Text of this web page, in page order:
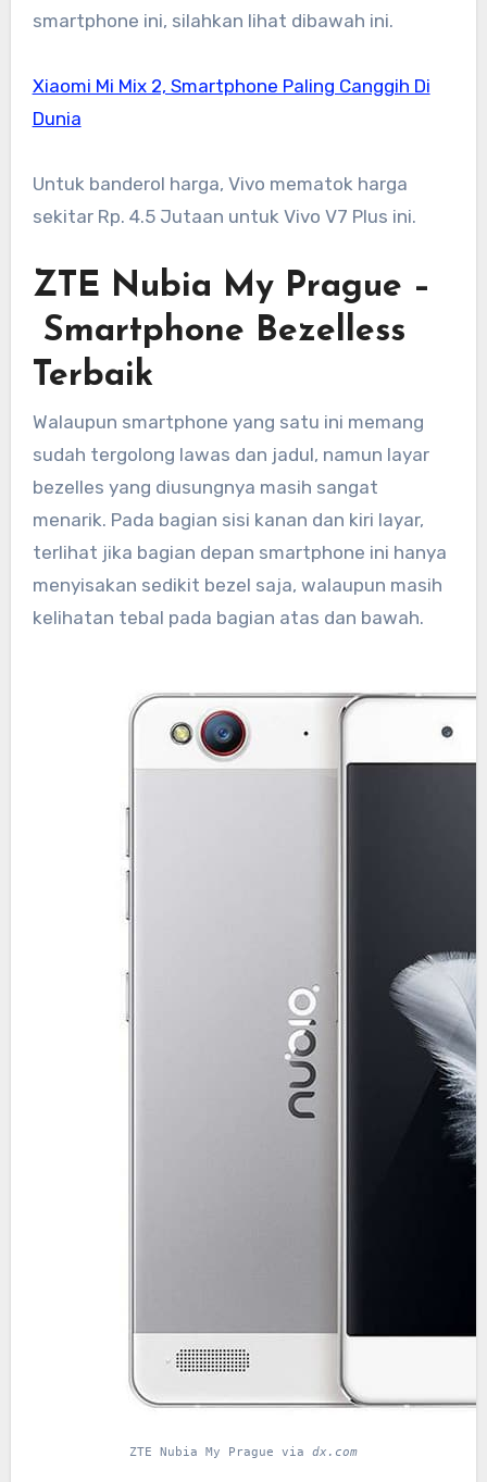
smartphone ini, silahkan lihat dibawah ini.
Xiaomi Mi Mix 2, Smartphone Paling Canggih Di
Dunia
Untuk banderol harga, Vivo mematok harga
sekitar Rp. 4.5 Jutaan untuk Vivo V7 Plus ini.
ZTE Nubia My Prague –
Smartphone Bezelless
Terbaik
Walaupun smartphone yang satu ini memang
sudah tergolong lawas dan jadul, namun layar
bezelles yang diusungnya masih sangat
menarik. Pada bagian sisi kanan dan kiri layar,
terlihat jika bagian depan smartphone ini hanya
menyisakan sedikit bezel saja, walaupun masih
kelihatan tebal pada bagian atas dan bawah.
ZTE Nubia My Prague via dx.com